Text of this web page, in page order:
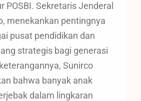
POSBI. Sekretaris Jenderal
menekankan pentingnya
pusat pendidikan dan
strategis bagi generasi
Sunirco
bahwa banyak anak
dalam lingkaran